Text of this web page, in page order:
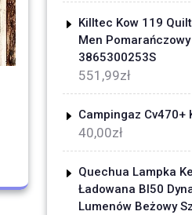
Killtec Kow 119
Men Pomarańczowy
3865300253S
551,99zł
Campingaz Cv470+
40,00zł
Quechua Lampka
Ładowana Bl50
Lumenów Beżowy